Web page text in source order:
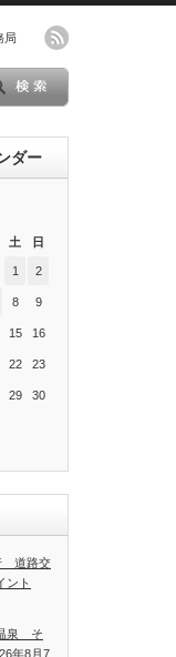
局
ダー
土 日
1 2
8 9
15 16
22 23
29 30
道路交
ント
泉 そ
年8月7